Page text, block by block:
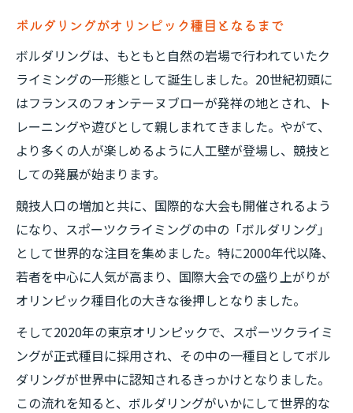
ボルダリングがオリンピック種目となるまで
ボルダリングは、もともと自然の岩場で行われていたク
ライミングの一形態として誕生しました。20世紀初頭に
はフランスのフォンテーヌブローが発祥の地とされ、ト
レーニングや遊びとして親しまれてきました。やがて、
より多くの人が楽しめるように人工壁が登場し、競技と
しての発展が始まります。
競技人口の増加と共に、国際的な大会も開催されるよう
になり、スポーツクライミングの中の「ボルダリング」
として世界的な注目を集めました。特に2000年代以降、
若者を中心に人気が高まり、国際大会での盛り上がりが
オリンピック種目化の大きな後押しとなりました。
そして2020年の東京オリンピックで、スポーツクライミ
ングが正式種目に採用され、その中の一種目としてボル
ダリングが世界中に認知されるきっかけとなりました。
この流れを知ると、ボルダリングがいかにして世界的な